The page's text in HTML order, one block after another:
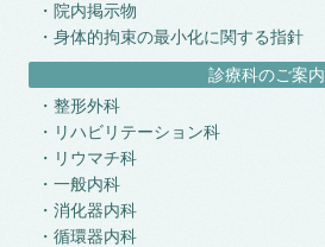
院内掲示物
身体的拘束の最小化に関する指針
診療科のご案内
整形外科
リハビリテーション科
リウマチ科
一般内科
消化器内科
循環器内科